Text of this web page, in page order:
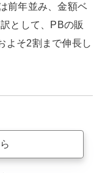
前年並み、金額ベ
として、PBの販
よそ2割まで伸長し